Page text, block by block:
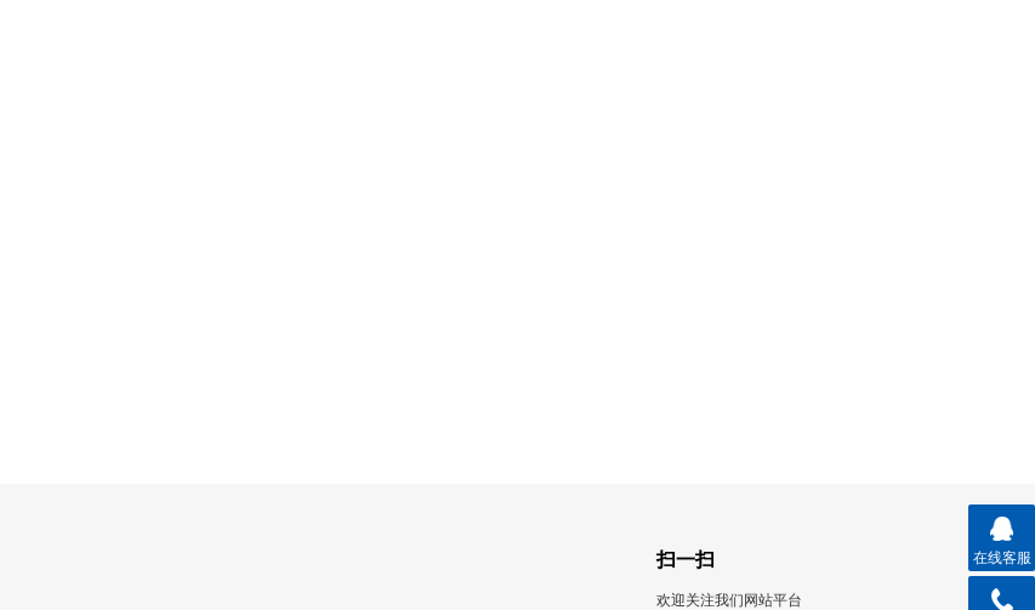
扫一扫
欢迎关注我们网站平台
在线客服